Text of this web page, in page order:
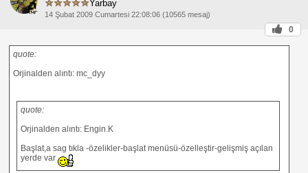
Yarbay
14 Şubat 2009 Cumartesi 22:08:06 (10565 mesaj)
0
quote:
Orjinalden alıntı: mc_dyy
quote:
Orjinalden alıntı: Engin.K
Başlat,a sag tıkla -özelikler-başlat menüsü-özelleştir-gelişmiş açılan
yerde var